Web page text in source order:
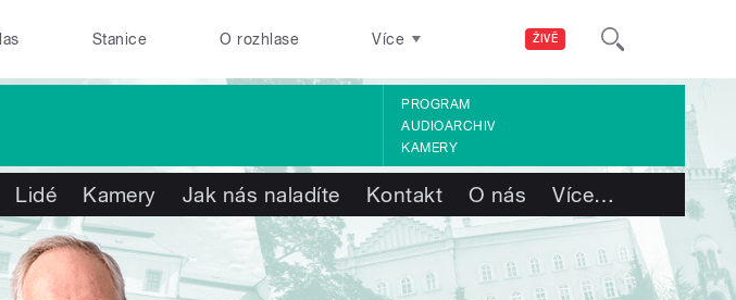
ŽIVĚ
Stanice O rozhlase Více
PROGRAM
AUDIOARCHIV
KAMERY
Lidé Kamery Jak nás naladíte Kontakt O nás Více…